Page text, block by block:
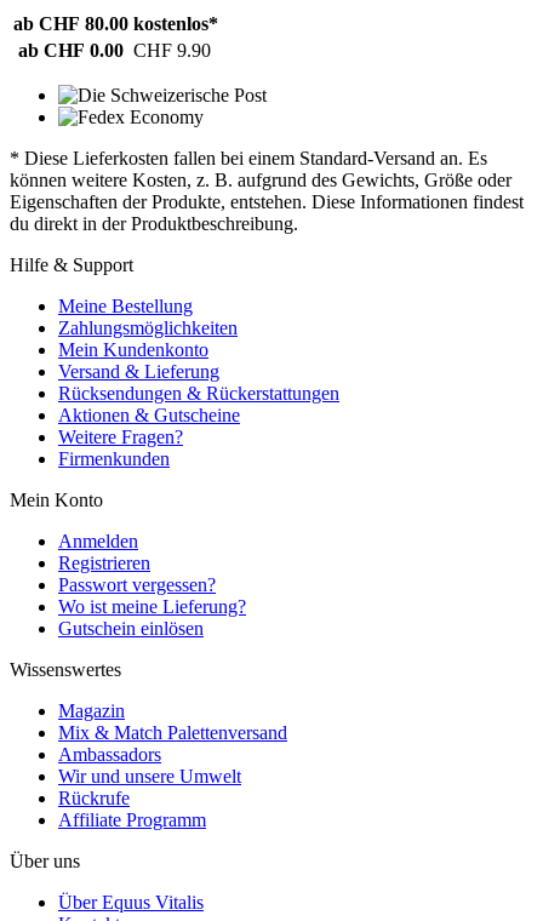
ab CHF 80.00 kostenlos*
ab CHF 0.00 CHF 9.90
* Diese Lieferkosten fallen bei einem Standard-Versand an. Es
können weitere Kosten, z. B. aufgrund des Gewichts, Größe oder
Eigenschaften der Produkte, entstehen. Diese Informationen findest
du direkt in der Produktbeschreibung.
Hilfe & Support
Meine Bestellung
Zahlungsmöglichkeiten
Mein Kundenkonto
Versand & Lieferung
Rücksendungen & Rückerstattungen
Aktionen & Gutscheine
Weitere Fragen?
Firmenkunden
Mein Konto
Anmelden
Registrieren
Passwort vergessen?
Wo ist meine Lieferung?
Gutschein einlösen
Wissenswertes
Magazin
Mix & Match Palettenversand
Ambassadors
Wir und unsere Umwelt
Rückrufe
Affiliate Programm
Über uns
Über Equus Vitalis